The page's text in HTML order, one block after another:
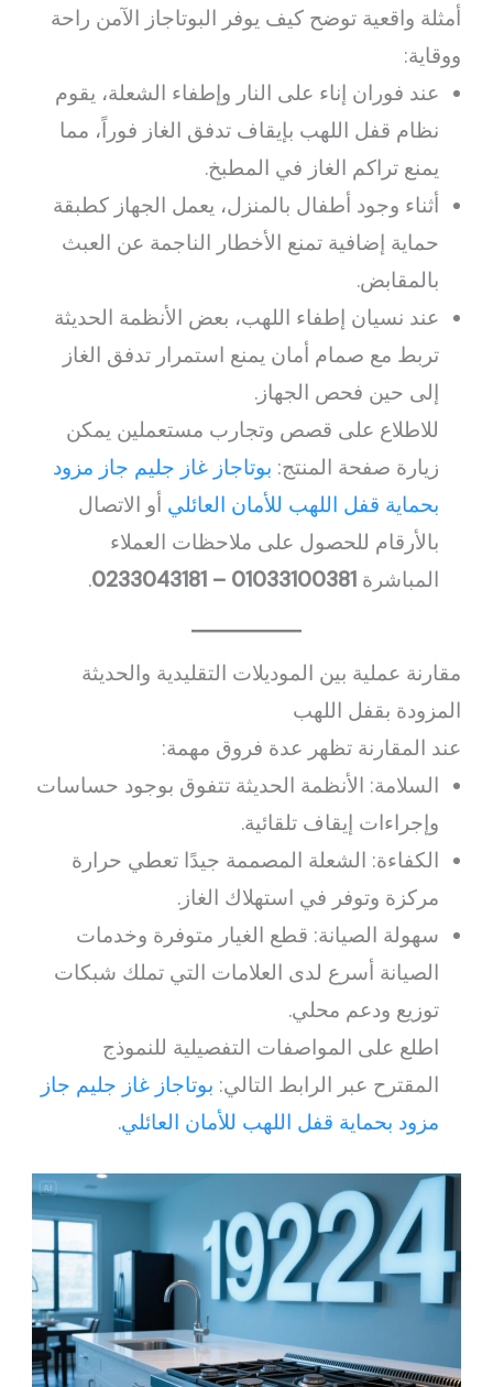
أمثلة واقعية توضح كيف يوفر البوتاجاز الآمن راحة
ووقاية:
عند فوران إناء على النار وإطفاء الشعلة، يقوم
نظام قفل اللهب بإيقاف تدفق الغاز فوراً، مما
يمنع تراكم الغاز في المطبخ.
أثناء وجود أطفال بالمنزل، يعمل الجهاز كطبقة
حماية إضافية تمنع الأخطار الناجمة عن العبث
بالمقابض.
عند نسيان إطفاء اللهب، بعض الأنظمة الحديثة
تربط مع صمام أمان يمنع استمرار تدفق الغاز
إلى حين فحص الجهاز.
للاطلاع على قصص وتجارب مستعملين يمكن
زيارة صفحة المنتج: بوتاجاز غاز جليم جاز مزود
بحماية قفل اللهب للأمان العائلي أو الاتصال
بالأرقام للحصول على ملاحظات العملاء
المباشرة01033100381 – 0233043181
.
مقارنة عملية بين الموديلات التقليدية والحديثة
المزودة بقفل اللهب
عند المقارنة تظهر عدة فروق مهمة:
السلامة: الأنظمة الحديثة تتفوق بوجود حساسات
وإجراءات إيقاف تلقائية.
الكفاءة: الشعلة المصممة جيدًا تعطي حرارة
مركزة وتوفر في استهلاك الغاز.
سهولة الصيانة: قطع الغيار متوفرة وخدمات
الصيانة أسرع لدى العلامات التي تملك شبكات
توزيع ودعم محلي.
اطلع على المواصفات التفصيلية للنموذج
المقترح عبر الرابط التالي: بوتاجاز غاز جليم جاز
مزود بحماية قفل اللهب للأمان العائلي.